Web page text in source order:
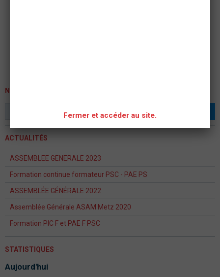
NEWSLETTER
ACTUALITÉS
ASSEMBLEE GENERALE 2023
Formation continue formateur PSC - PAE PS
ASSEMBLÉE GÉNÉRALE 2022
Assemblée Générale ASAM Metz 2020
Formation PIC F et PAE F PSC
STATISTIQUES
Aujourd'hui
Fermer et accéder au site.